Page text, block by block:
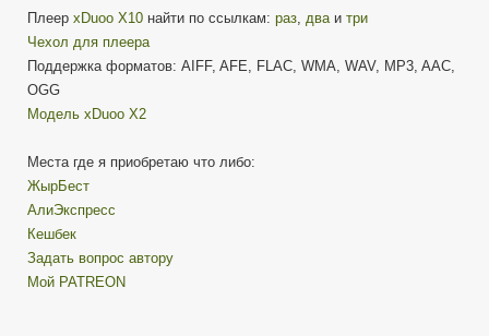
Плеер xDuoo X10 найти по ссылкам: раз два и три
Чехол для плеера
Поддержка форматов: AIFF, AFE, FLAC, WMA, WAV, MP3, AAC,
OGG
Модель xDuoo X2
Места где я приобретаю что либо:
ЖырБест
АлиЭкспресс
Кешбек
Задать вопрос автору
Мой PATREON